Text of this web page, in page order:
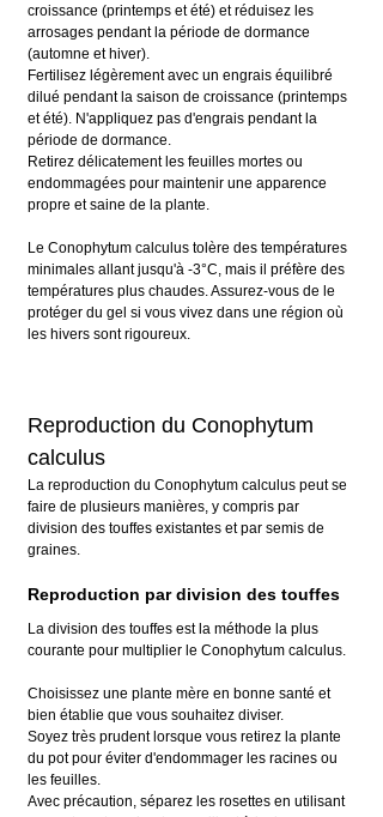
croissance (printemps et été) et réduisez les
arrosages pendant la période de dormance
(automne et hiver).
Fertilisez légèrement avec un engrais équilibré
dilué pendant la saison de croissance (printemps
et été). N'appliquez pas d'engrais pendant la
période de dormance.
Retirez délicatement les feuilles mortes ou
endommagées pour maintenir une apparence
propre et saine de la plante.
Le Conophytum calculus tolère des températures
minimales allant jusqu'à -3°C, mais il préfère des
températures plus chaudes. Assurez-vous de le
protéger du gel si vous vivez dans une région où
les hivers sont rigoureux.
Reproduction du Conophytum
calculus
La reproduction du Conophytum calculus peut se
faire de plusieurs manières, y compris par
division des touffes existantes et par semis de
graines.
Reproduction par division des touffes
La division des touffes est la méthode la plus
courante pour multiplier le Conophytum calculus.
Choisissez une plante mère en bonne santé et
bien établie que vous souhaitez diviser.
Soyez très prudent lorsque vous retirez la plante
du pot pour éviter d'endommager les racines ou
les feuilles.
Avec précaution, séparez les rosettes en utilisant